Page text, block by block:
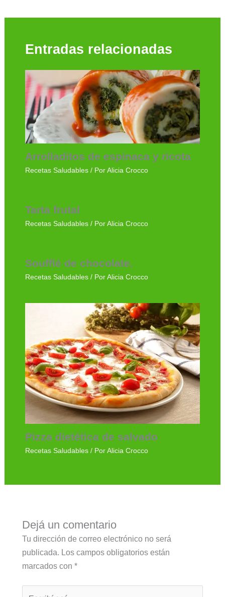
Entradas relacionadas
Arrolladitos de espinaca y ricota
Recetas Saludables/ Por Alicia Crocco
Tarta frutal
Recetas Saludables/ Por Alicia Crocco
Soufflé de chocolate.
Recetas Saludables/ Por Alicia Crocco
Pizza dietética de salvado
Recetas Saludables/ Por Alicia Crocco
Dejá un comentario
Tu dirección de correo electrónico no será
publicada. Los campos obligatorios están
marcados con *